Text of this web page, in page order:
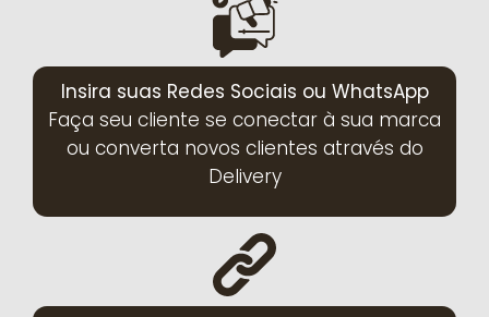
Insira suas Redes Sociais ou WhatsApp
Faça seu cliente se conectar à sua marca
ou converta novos clientes através do
Delivery